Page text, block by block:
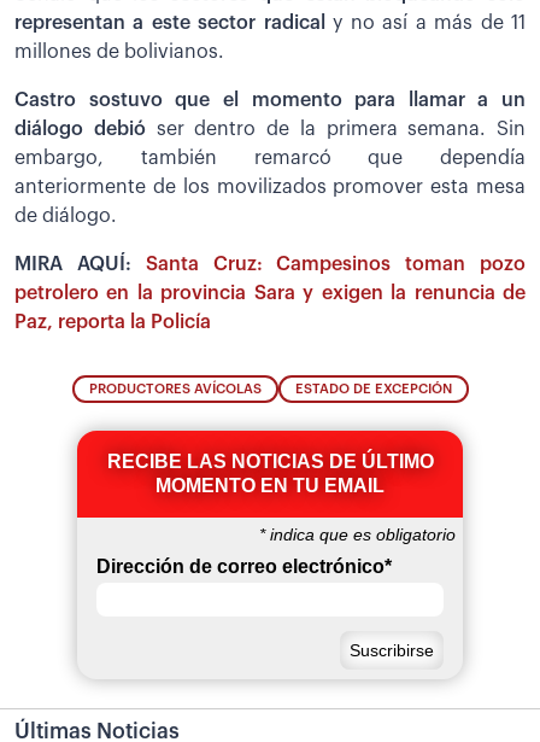
representan a este sector radicaly no así a más de 11
millones de bolivianos.
Castro sostuvo que el momento para llamar a un
diálogo debióser dentro de la primera semana. Sin
embargo, también remarcó que dependía
anteriormente de los movilizados promover esta mesa
de diálogo.
MIRA AQUÍ: Santa Cruz: Campesinos toman pozo
petrolero en la provincia Sara y exigen la renuncia de
Paz, reporta la Policía
PRODUCTORES AVÍCOLAS ESTADO DE EXCEPCIÓN
RECIBE LAS NOTICIAS DE ÚLTIMO
MOMENTO EN TU EMAIL
*indica que es obligatorio
Dirección de correo electrónico*
Últimas Noticias